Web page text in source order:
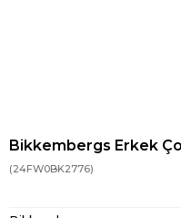
Bikkembergs Erkek
(24FW0BK2776)